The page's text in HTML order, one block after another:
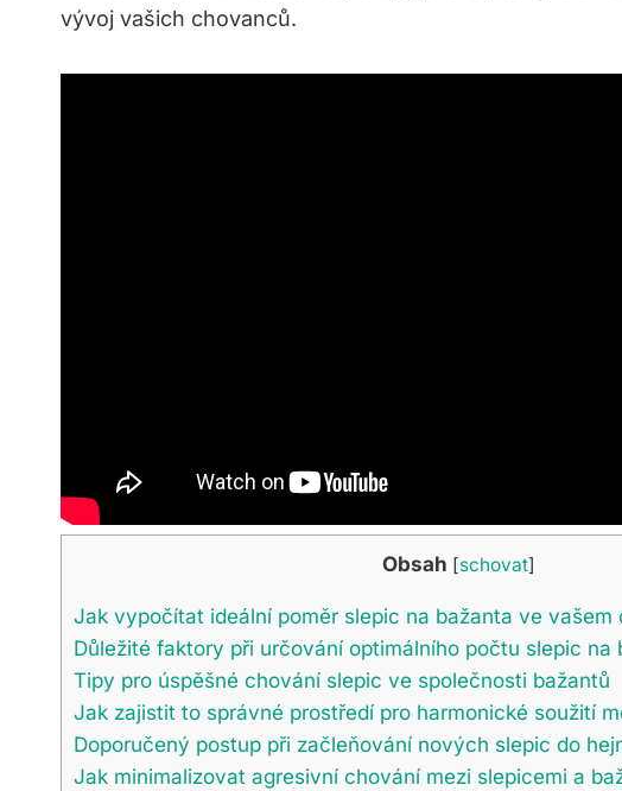
vývoj vašich chovanců.
Obsah [schovat]
Jak vypočítat ideální poměr slepic na bažanta ve vašem
Důležité faktory při určování optimálního počtu slepic na
Tipy pro úspěšné chování slepic ve společnosti bažantů
Jak zajistit to správné prostředí pro harmonické soužití
Doporučený postup při začleňování nových slepic do
Jak minimalizovat agresivní chování mezi slepicemi a